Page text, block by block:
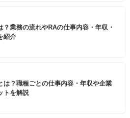
？業務の流れやRAの仕事内容・年収・
紹介
は？職種ごとの仕事内容・年収や企業
トを解説